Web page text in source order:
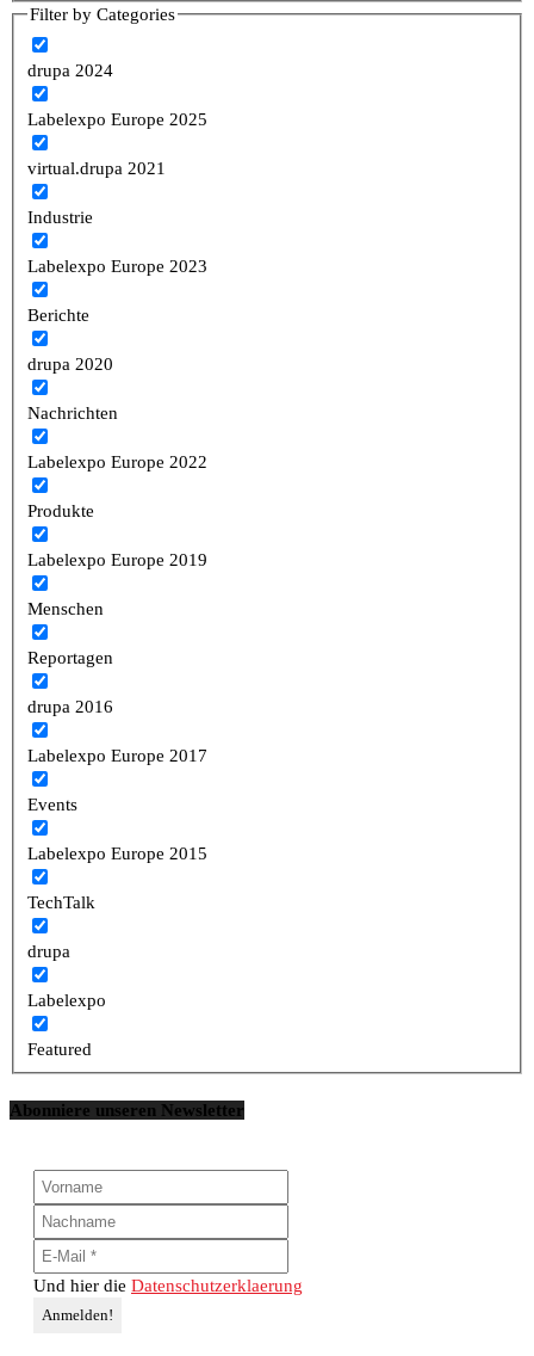
Filter by Categories
drupa 2024
Labelexpo Europe 2025
virtual.drupa 2021
Industrie
Labelexpo Europe 2023
Berichte
drupa 2020
Nachrichten
Labelexpo Europe 2022
Produkte
Labelexpo Europe 2019
Menschen
Reportagen
drupa 2016
Labelexpo Europe 2017
Events
Labelexpo Europe 2015
TechTalk
drupa
Labelexpo
Featured
Abonniere unseren Newsletter
Und hier die Datenschutzerklaerung